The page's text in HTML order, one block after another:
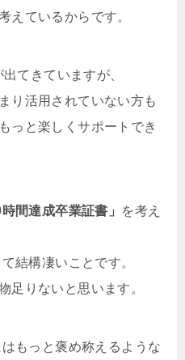
えているからです。
てきていますが、
り活用されていない方も
っと楽しくサポートでき
時間達成卒業証書」
を考え
結構凄いことです。
足りないと思います。
もっと褒め称えるような